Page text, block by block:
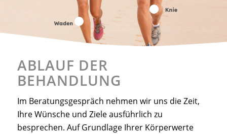
4
ABLAUF DER
BEHANDLUNG
Im Beratungsgespräch nehmen wir uns die Zeit,
Ihre Wünsche und Ziele ausführlich zu
besprechen. Auf Grundlage Ihrer Körperwerte